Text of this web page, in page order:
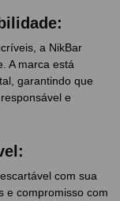
a NikBar
A marca está
garantindo que
e
com sua
e compromisso com